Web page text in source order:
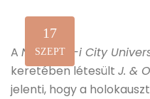
17
SZEPT
A New York-i City
keretében létesült J. &
jelenti, hogy a